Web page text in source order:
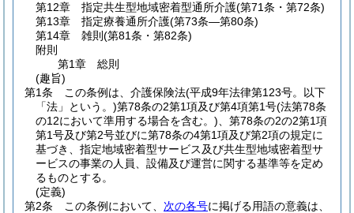
第12章
指定共生型地域密着型通所介護(第71条・第72条)
第13章
指定療養通所介護(第73条―第80条)
第14章
雑則 (第81条・第82条)
附則
第1章
総則
(趣旨)
第1条
この条例は、介護保険法(平成9年法律第123号。以下
「法」という。)第78条の2第1項及び第4項第1号(法第78条
の12において準用する場合を含む。) 、第78条の2の2第1項
第1号及び第2号並びに第78条の4第1項及び第2項の規定に
基づき、指定地域密着型サービス及び共生型地域密着型サ
ービスの事業の人員、設備及び運営に関する基準等を定め
るものとする。
(定義)
第2条
この条例において、 次の各号に掲げる用語の意義は、